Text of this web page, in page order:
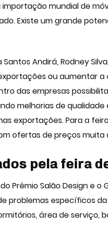
mundial de
Existe um grande
Andirá, Rodney
ou aumentar
das empresas
melhorias de
exportações. Para a
ofertas de preços muita
pela feira
Prêmio Salão Design e
problemas específicos
área de serviço,